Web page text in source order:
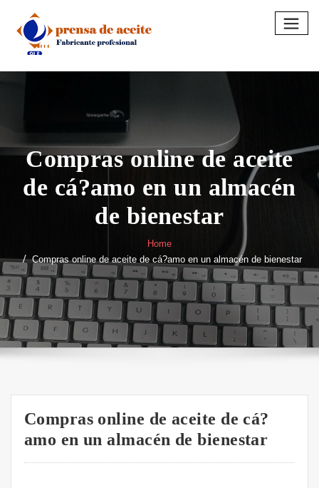
content
Compras online de aceite
de cá?amo en un almacén
de bienestar
Home
Compras online de aceite de cá?amo en un almacén de bienestar
Compras online de aceite de cá?
amo en un almacén de bienestar